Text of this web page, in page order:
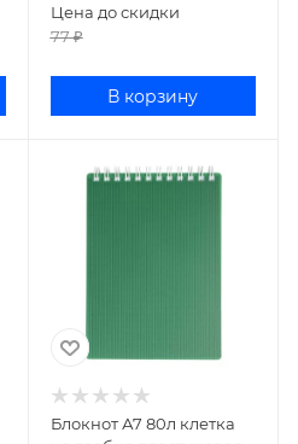
Цена до скидки
77₽
В корзину
Блокнот А7 80л клетка